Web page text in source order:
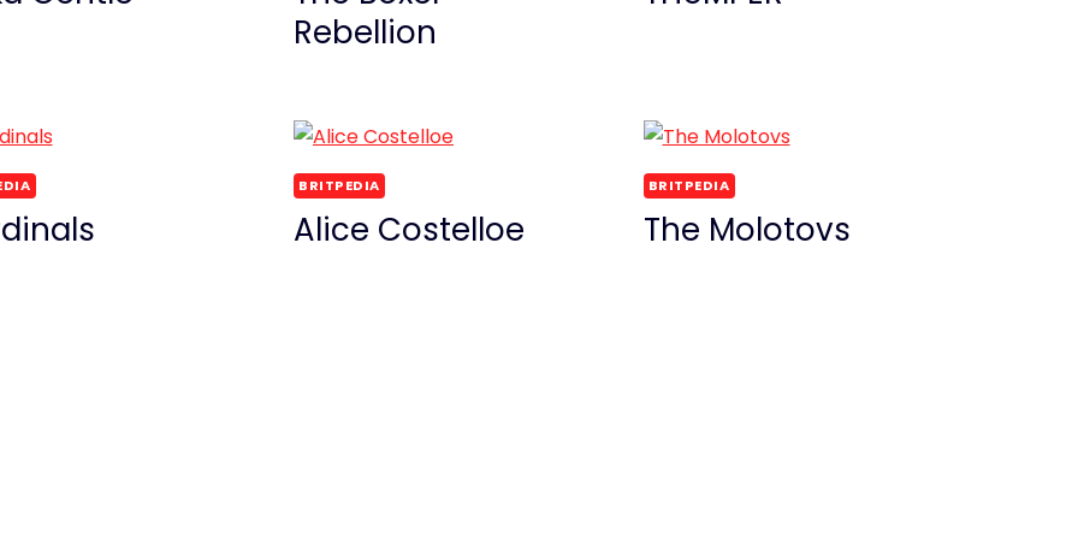
Rebellion
BRITPEDIA
Alice Costelloe
BRITPEDIA
The Molotovs